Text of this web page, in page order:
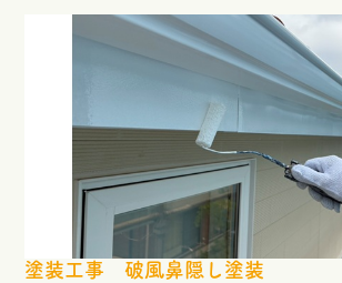
塗装工事 破風鼻隠し塗装